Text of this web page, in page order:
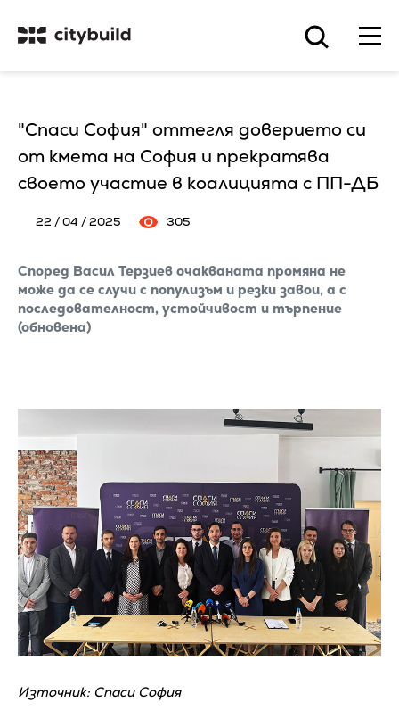
"Спаси София" оттегля доверието си
от кмета на София и прекратява
своето участие в коалицията с ПП-ДБ
22 / 04 / 2025 305
Според Васил Терзиев очакваната промяна не
може да се случи с популизъм и резки завои, а с
последователност, устойчивост и търпение
(обновена)
Източник: Спаси София